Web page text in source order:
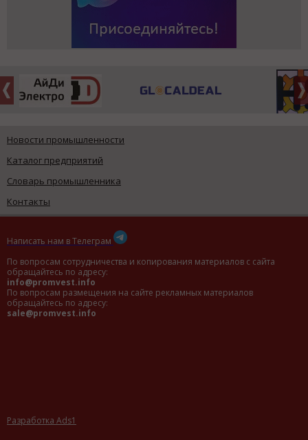
Новости промышленности
Каталог предприятий
Словарь промышленника
Контакты
Написать нам в Телеграм
По вопросам сотрудничества и копирования материалов с сайта
обращайтесь по адресу:
info@promvest.info
По вопросам размещения на сайте рекламных материалов
обращайтесь по адресу:
sale@promvest.info
Разработка Ads1